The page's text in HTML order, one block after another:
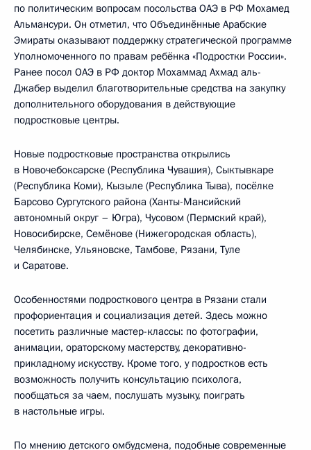
по политическим вопросам посольства ОАЭ в РФ Мохамед
Альмансури. Он отметил, что Объединённые Арабские
Эмираты оказывают поддержку стратегической программе
Уполномоченного по правам ребёнка «Подростки России».
Ранее посол ОАЭ в РФ доктор Мохаммад Ахмад аль-
Джабер выделил благотворительные средства на закупку
дополнительного оборудования в действующие
подростковые центры.
Новые подростковые пространства открылись
в Новочебоксарске (Республика Чувашия), Сыктывкаре
(Республика Коми), Кызыле (Республика Тыва), посёлке
Барсово Сургутского района (Ханты-Мансийский
автономный округ – Югра), Чусовом (Пермский край),
Новосибирске, Семёнове (Нижегородская область),
Челябинске, Ульяновске, Тамбове, Рязани, Туле
и Саратове.
Особенностями подросткового центра в Рязани стали
профориентация и социализация детей. Здесь можно
посетить различные мастер-классы: по фотографии,
анимации, ораторскому мастерству, декоративно-
прикладному искусству. Кроме того, у подростков есть
возможность получить консультацию психолога,
пообщаться за чаем, послушать музыку, поиграть
в настольные игры.
По мнению детского омбудсмена, подобные современные